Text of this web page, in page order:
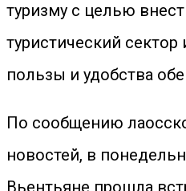
туризму с целью
туристический
пользы и удобства
По сообщению
новостей, в
Вьентьяне прошла